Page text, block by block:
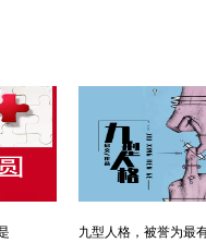
九型人格，被誉为最